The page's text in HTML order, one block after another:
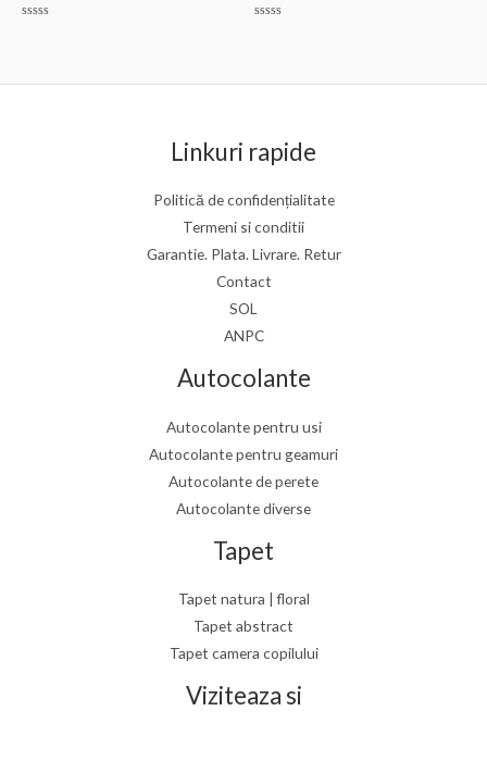
Linkuri rapide
Politică de confidențialitate
Termeni si conditii
Garantie. Plata. Livrare. Retur
Contact
SOL
ANPC
Autocolante
Autocolante pentru usi
Autocolante pentru geamuri
Autocolante de perete
Autocolante diverse
Tapet
Tapet natura | floral
Tapet abstract
Tapet camera copilului
Viziteaza si